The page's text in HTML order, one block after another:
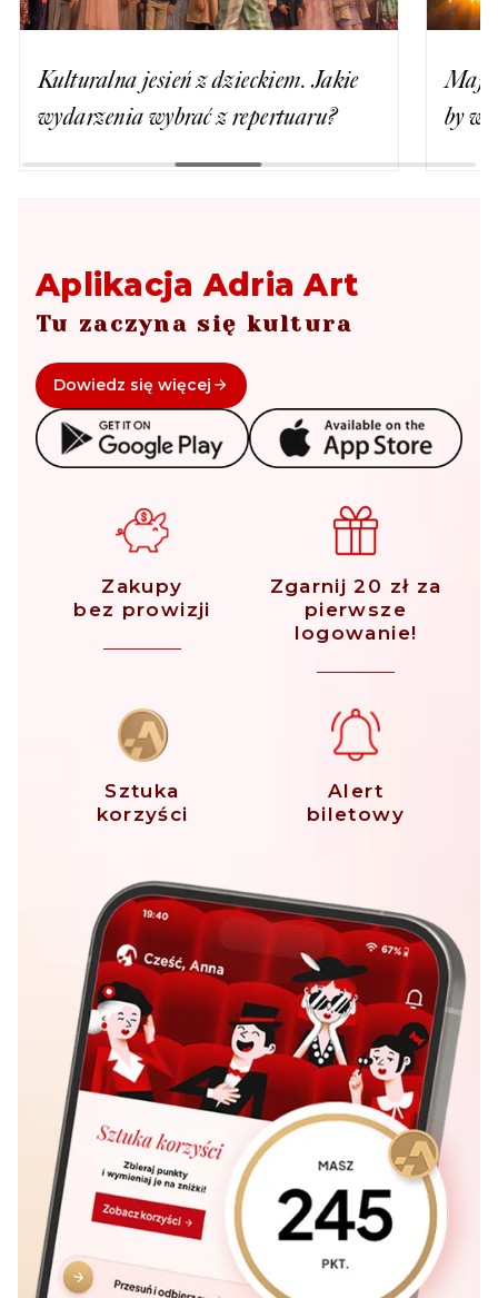
Kulturalna jesień z dzieckiem. Jakie
wydarzenia wybrać z repertuaru?
by
Aplikacja Adria Art
Tu zaczyna się kultura
Dowiedz się więcej
Zakupy
bez prowizji
Zgarnij 20 zł za
pierwsze
logowanie!
Sztuka
korzyści
Alert
biletowy